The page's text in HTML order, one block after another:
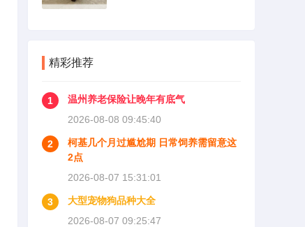
精彩推荐
1
温州养老保险让晚年有底气
2026-08-08 09:45:40
2
柯基几个月过尴尬期 日常饲养需留意这
2点
2026-08-07 15:31:01
3
大型宠物狗品种大全
2026-08-07 09:25:47